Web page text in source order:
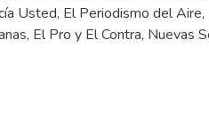
Usted, El Periodismo del Aire,
El Pro y El Contra, Nuevas
Micro-Sociales, Micro -